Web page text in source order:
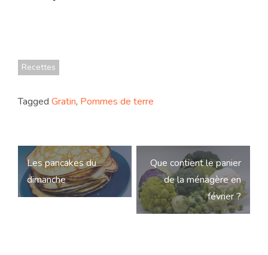
Recettes
Tagged Gratin, Pommes de terre
Navigation
de
l’article
Les pancakes du
dimanche
Que contient le panier
de la ménagère en
février ?